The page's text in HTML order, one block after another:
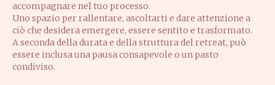
accompagnare nel tuo processo.
Uno spazio per rallentare, ascoltarti e dare attenzione a
ciò che desidera emergere, essere sentito e trasformato.
A seconda della durata e della struttura del retreat, può
essere inclusa una pausa consapevole o un pasto
condiviso.